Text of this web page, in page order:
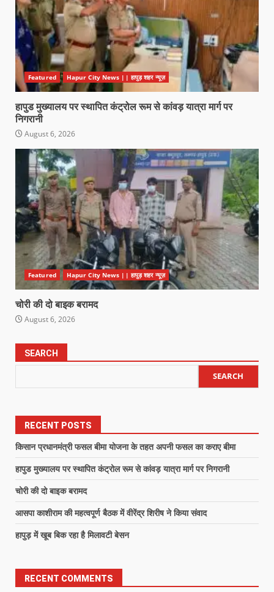
Featured Hapur City News || हापुड़ शहर न्यूज़
हापुड मुख्यालय पर स्थापित कंट्रोल रूम से कांवड़ यात्रा मार्ग पर
निगरानी
August 6, 2026
Featured Hapur City News || हापुड़ शहर न्यूज़
चोरी की दो बाइक बरामद
August 6, 2026
SEARCH
SEARCH
RECENT POSTS
किसान प्रधानमंत्री फसल बीमा योजना के तहत अपनी फसल का कराए बीमा
हापुड मुख्यालय पर स्थापित कंट्रोल रूम से कांवड़ यात्रा मार्ग पर निगरानी
चोरी की दो बाइक बरामद
आसपा काशीराम की महत्वपूर्ण बैठक में वीरेंद्र शिरीष ने किया संवाद
हापुड़ में खूब बिक रहा है मिलावटी बेसन
RECENT COMMENTS